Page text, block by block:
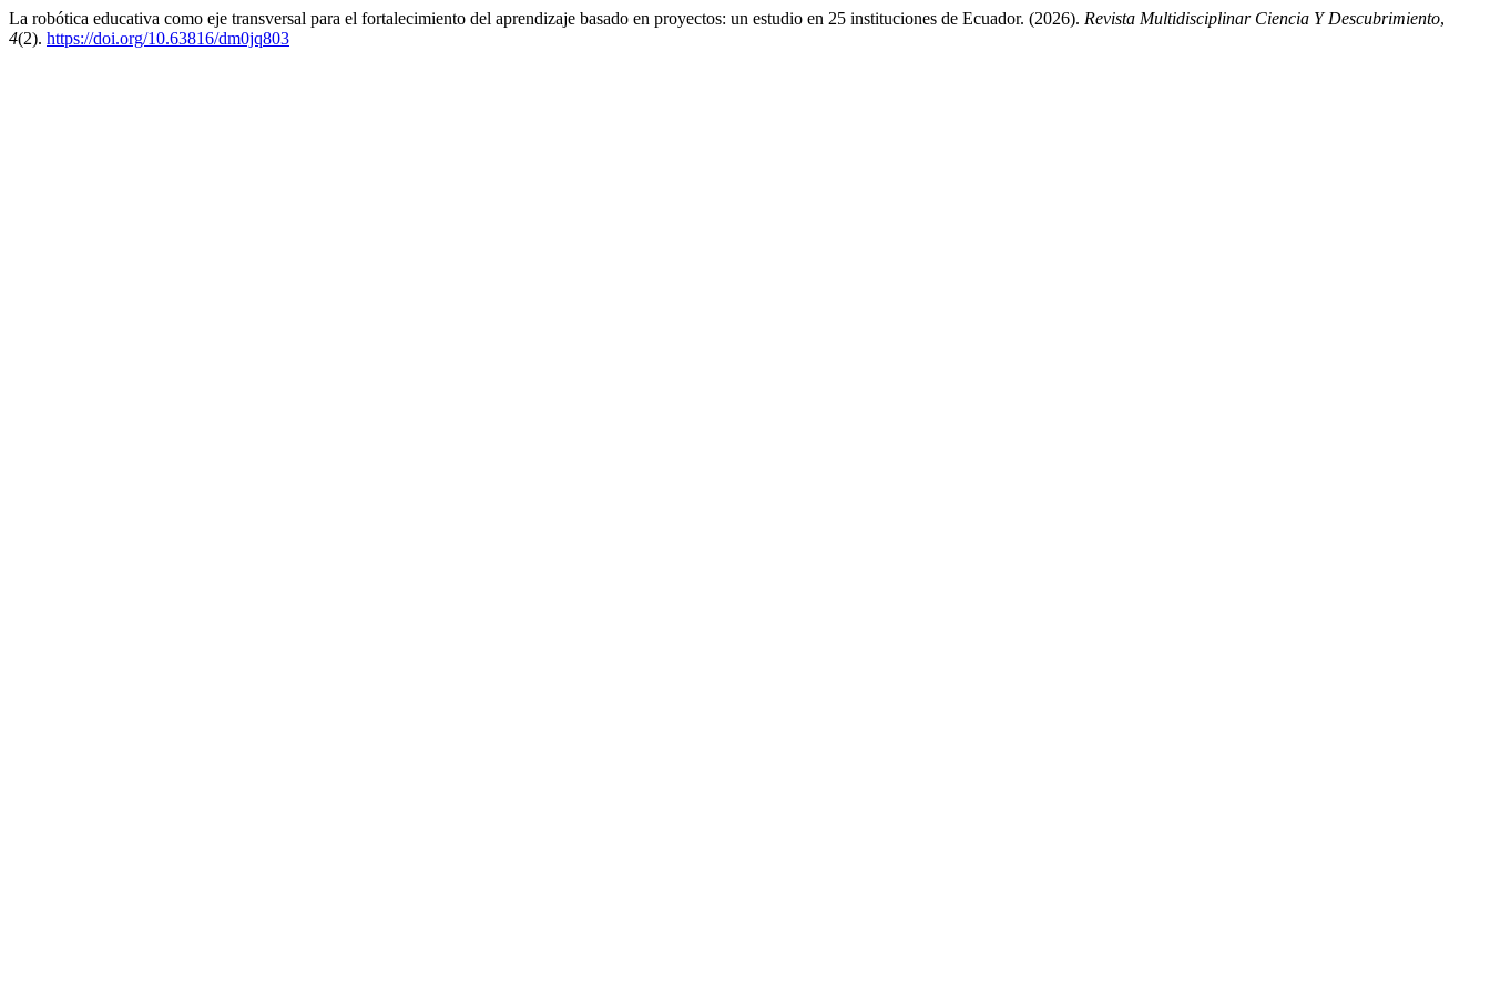
La robótica educativa como eje transversal para el fortalecimiento del aprendizaje basado en proyectos: un estudio en 25 instituciones de Ecuador. (2026). Revista Multidisciplinar Ciencia Y Descubrimiento,
4(2). https://doi.org/10.63816/dm0jq803